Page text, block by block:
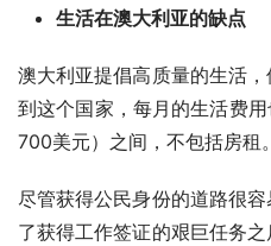
生活在澳大利亚的缺点
澳大利亚提倡高质量的生活
到这个国家，每月的生活费
700美元）之间，不包括房租。
尽管获得公民身份的道路很
了获得工作签证的艰巨任务